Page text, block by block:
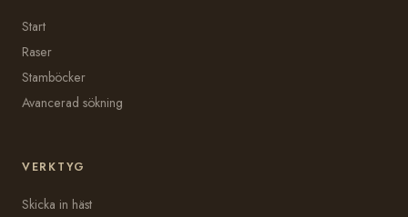
Start
Raser
Stamböcker
Avancerad sökning
VERKTYG
Skicka in häst